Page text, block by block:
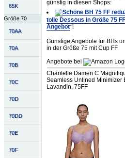
65K
Größe 70
70AA
70A
70B
70C
70D
70DD
70E
70F
günstig in diesen Shops:
tolle Dessous in Größe 75
Angebot*!
Günstige Angebote für BHs
in der Größe 75 mit Cup FF
Angebote bei
Chantelle Damen C
Seamless Unlined Minimizer
Lavandin, 75FF